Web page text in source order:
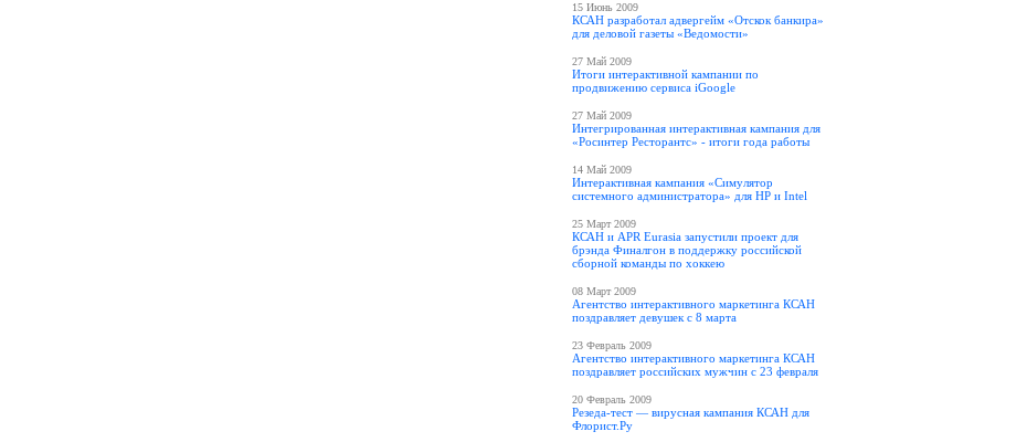
15 Июнь 2009
КСАН разработал адвергейм «Отскок банкира»
для деловой газеты «Ведомости»
27 Май 2009
Итоги интерактивной кампании по
продвижению сервиса iGoogle
27 Май 2009
Интегрированная интерактивная кампания для
«Росинтер Ресторантс» - итоги года работы
14 Май 2009
Интерактивная кампания «Симулятор
системного администратора» для HP и Intel
25 Март 2009
КСАН и APR Eurasia запустили проект для
брэнда Финалгон в поддержку российской
сборной команды по хоккею
08 Март 2009
Агентство интерактивного маркетинга КСАН
поздравляет девушек с 8 марта
23 Февраль 2009
Агентство интерактивного маркетинга КСАН
поздравляет российских мужчин с 23 февраля
20 Февраль 2009
Резеда-тест — вирусная кампания КСАН для
Флорист.Ру